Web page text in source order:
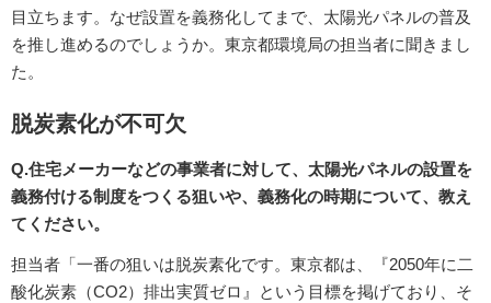
目立ちます。なぜ設置を義務化してまで、太陽光パネルの普及
を推し進めるのでしょうか。東京都環境局の担当者に聞きまし
た。
脱炭素化が不可欠
Q.住宅メーカーなどの事業者に対して、太陽光パネルの設置を
義務付ける制度をつくる狙いや、義務化の時期について、教え
てください。
担当者「一番の狙いは脱炭素化です。東京都は、『2050年に二
酸化炭素（CO2）排出実質ゼロ』という目標を掲げており、そ